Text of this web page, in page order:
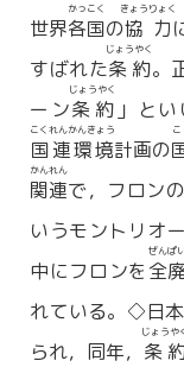
世界各国
かっこく
の協力
きょうりょく
すばれた条約
じょうやく
。
ーン条約
じょうやく
」と
国連環境
こくれんかんきょう
計画の
関連
かんれん
で，フロンの
いうモントリオ
中にフロンを 全廃
ぜんぱ
れている。◇日
られ，同年， 条
じょうや